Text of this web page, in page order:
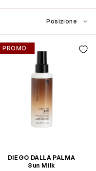
PROMO
DIEGO DALLA PALMA
Sun Milk